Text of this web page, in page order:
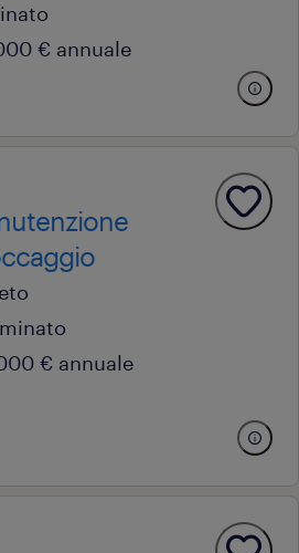
€ annuale
€ annuale